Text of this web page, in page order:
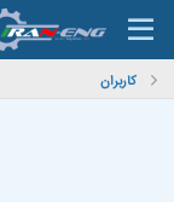
کاربران